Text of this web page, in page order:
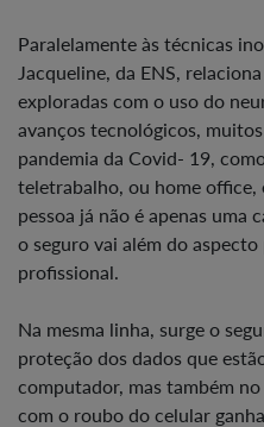
Paralelamente às técnicas
Jacqueline, da ENS,
exploradas com o uso do
avanços tecnológicos,
pandemia da Covid- 19,
teletrabalho, ou home office,
pessoa já não é apenas uma
o seguro vai além do
profissional.
Na mesma linha, surge o
proteção dos dados que
computador, mas também
com o roubo do celular